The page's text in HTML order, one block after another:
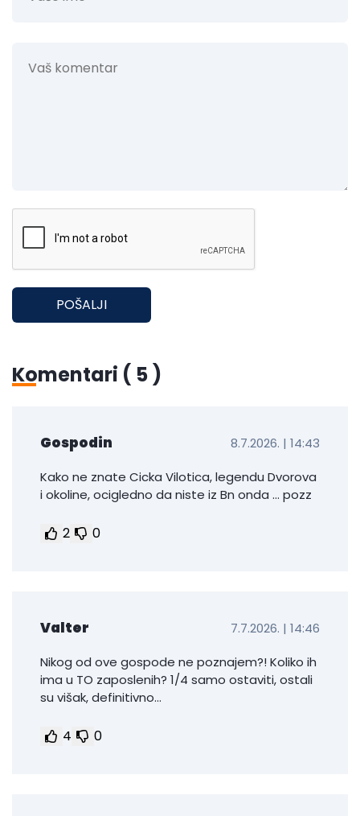
POŠALJI
Komentari ( 5 )
Gospodin
8.7.2026. | 14:43
Kako ne znate Cicka Vilotica, legendu Dvorova
i okoline, ocigledno da niste iz Bn onda ... pozz
2 0
Valter
7.7.2026. | 14:46
Nikog od ove gospode ne poznajem?! Koliko ih
ima u TO zaposlenih? 1/4 samo ostaviti, ostali
su višak, definitivno...
4 0